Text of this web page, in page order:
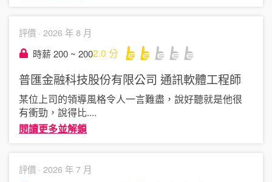
評價 · 2026 年 8 月
時薪 200 ~ 2002.0 分
普匯金融科技股份有限公司 通訊軟體工程師
某位上司的領導風格令人一言難盡，說好聽就是他很
有衝勁，說得比....
閱讀更多並解鎖
評價 · 2026 年 7 月